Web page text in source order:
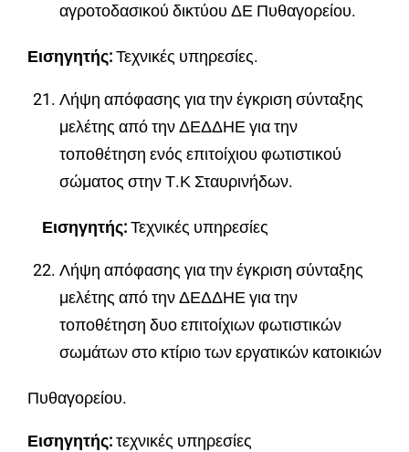
αγροτοδασικού δικτύου ΔΕ Πυθαγορείου.
Εισηγητής:Τεχνικές υπηρεσίες.
Λήψη απόφασης για την έγκριση σύνταξης
μελέτης από την ΔΕΔΔΗΕ για την
τοποθέτηση ενός επιτοίχιου φωτιστικού
σώματος στην Τ.Κ Σταυρινήδων.
Εισηγητής:Τεχνικές υπηρεσίες
Λήψη απόφασης για την έγκριση σύνταξης
μελέτης από την ΔΕΔΔΗΕ για την
τοποθέτηση δυο επιτοίχιων φωτιστικών
σωμάτων στο κτίριο των εργατικών κατοικιών
Πυθαγορείου.
Εισηγητής:τεχνικές υπηρεσίες